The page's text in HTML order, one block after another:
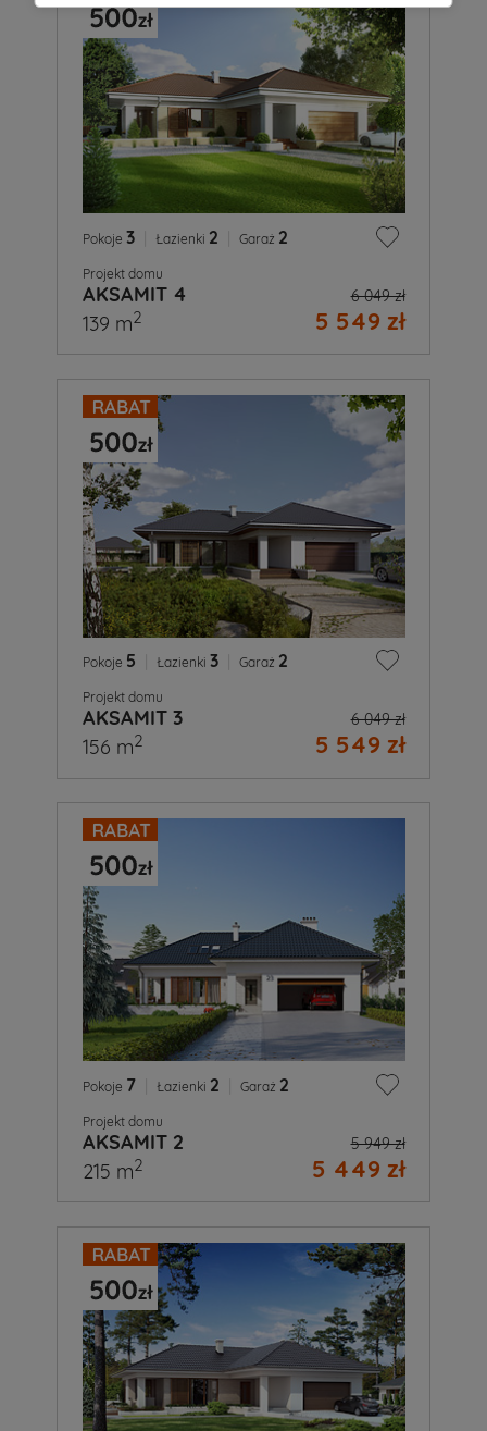
Pokoje 3 Łazienki 2 Garaż 2
Projekt domu
AKSAMIT 4 6 049 zł
5 549 zł
139 m2
Pokoje 5 Łazienki 3 Garaż 2
Projekt domu
AKSAMIT 3 6 049 zł
5 549 zł
156 m2
Pokoje 7 Łazienki 2 Garaż 2
Projekt domu
AKSAMIT 2 5 949 zł
5 449 zł
215 m2